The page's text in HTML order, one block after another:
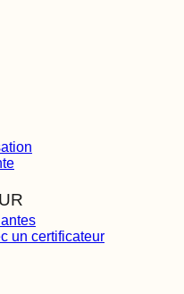
un certificateur